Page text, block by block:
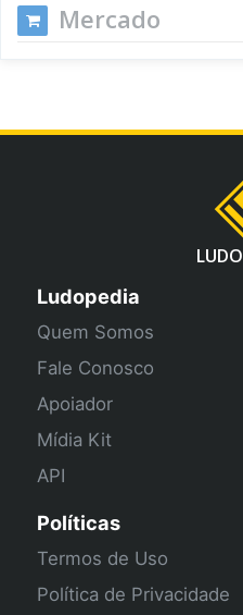
Mercado
LUDO
Ludopedia
Quem Somos
Fale Conosco
Apoiador
Mídia Kit
API
Políticas
Termos de Uso
Política de Privacidade